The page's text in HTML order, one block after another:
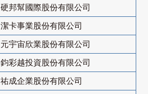
硬邦幫國際股份有限公司
潔卡事業股份有限公司
元宇宙欣業股份有限公司
鈞彩越投資股份有限公司
祐成企業股份有限公司